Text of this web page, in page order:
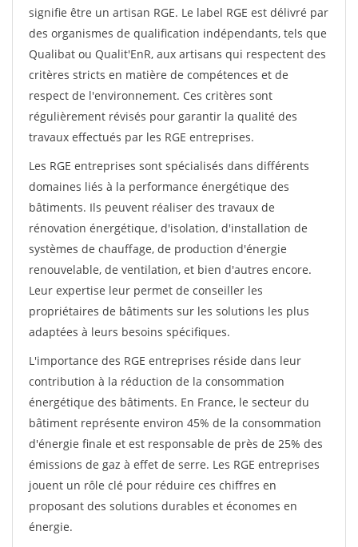
signifie être un artisan RGE. Le label RGE est délivré par
des organismes de qualification indépendants, tels que
Qualibat ou Qualit'EnR, aux artisans qui respectent des
critères stricts en matière de compétences et de
respect de l'environnement. Ces critères sont
régulièrement révisés pour garantir la qualité des
travaux effectués par les RGE entreprises.
Les RGE entreprises sont spécialisés dans différents
domaines liés à la performance énergétique des
bâtiments. Ils peuvent réaliser des travaux de
rénovation énergétique, d'isolation, d'installation de
systèmes de chauffage, de production d'énergie
renouvelable, de ventilation, et bien d'autres encore.
Leur expertise leur permet de conseiller les
propriétaires de bâtiments sur les solutions les plus
adaptées à leurs besoins spécifiques.
L'importance des RGE entreprises réside dans leur
contribution à la réduction de la consommation
énergétique des bâtiments. En France, le secteur du
bâtiment représente environ 45% de la consommation
d'énergie finale et est responsable de près de 25% des
émissions de gaz à effet de serre. Les RGE entreprises
jouent un rôle clé pour réduire ces chiffres en
proposant des solutions durables et économes en
énergie.